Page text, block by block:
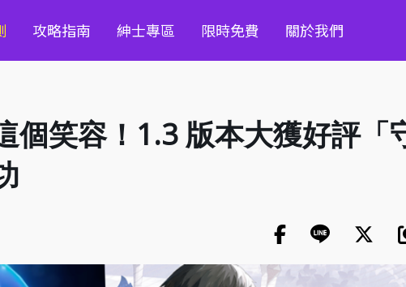
攻略指南 紳士專區 限時免費 關於我們
個笑容！1.3 版本大獲好評「